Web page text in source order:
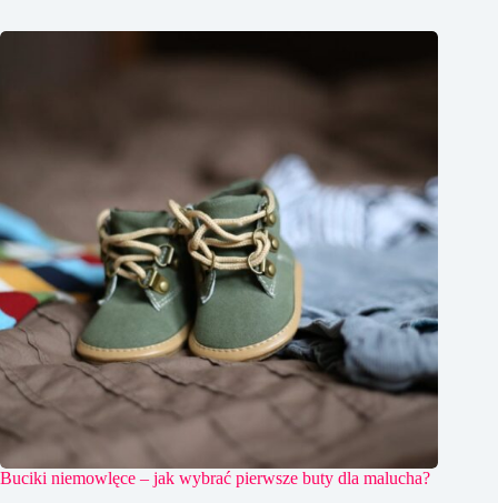
Buciki niemowlęce – jak wybrać pierwsze buty dla malucha?